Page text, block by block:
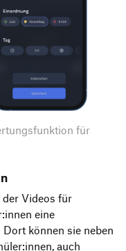
für
Videos für
eine
können sie neben
auch